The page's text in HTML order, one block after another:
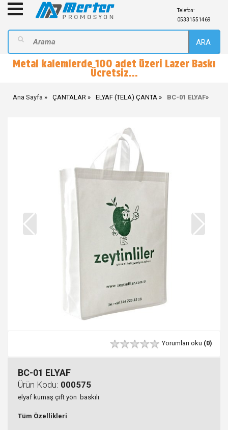
Telefon:
05331551469
ARA
Metal kalemlerde 100 adet üzeri Lazer Baskı
Ücretsiz...
Ana Sayfa ÇANTALAR »
ELYAF (TELA) ÇANTA BC-01 ELYAF
Yorumları oku (0)
BC-01 ELYAF
Ürün Kodu: 000575
elyaf kumaş çift yön baskılı
Tüm Özellikleri